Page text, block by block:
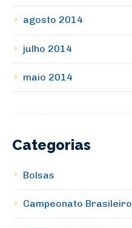
agosto 2014
julho 2014
maio 2014
Categorias
Bolsas
Campeonato Brasileiro